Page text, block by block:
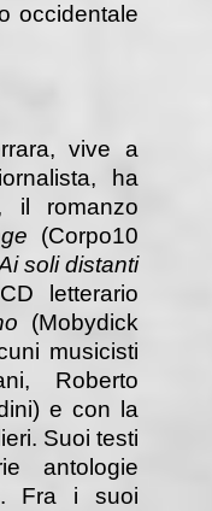
occidentale
vive a
ha
il romanzo
(Corpo10
soli distanti
letterario
(Mobydick
musicisti
Roberto
e con la
Suoi testi
antologie
Fra i suoi